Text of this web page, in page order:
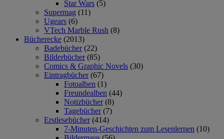
Star Wars (5)
Supermag (11)
Ugears (6)
VTech Marble Rush (8)
Bücherecke (2013)
Badebücher (22)
Bilderbücher (85)
Comics & Graphic Novels (30)
Eintragbücher (67)
Fotoalben (1)
Freundealben (44)
Notizbücher (8)
Tagebücher (7)
Erstlesebücher (414)
7-Minuten-Geschichten zum Lesenlernen (10)